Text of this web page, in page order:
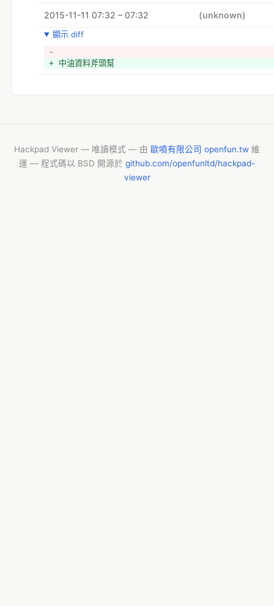
2015-11-11 07:32 – 07:32 (unknown)
顯示 diff
-
+ 中油資料斧頭幫
Hackpad Viewer — 唯讀模式 — 由 歐噴有限公司 openfun.tw 維
運 — 程式碼以 BSD 開源於 github.com/openfunltd/hackpad-
viewer